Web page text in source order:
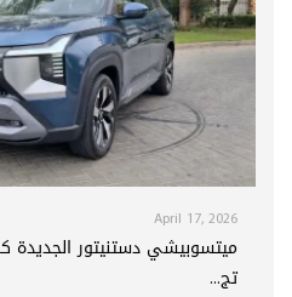
April 17, 2026
تج...